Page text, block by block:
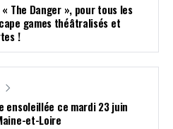
« The Danger », pour tous les
games théâtralisés et
!
ensoleillée ce mardi 23 juin
et-Loire